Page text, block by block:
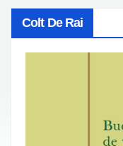
Colt De Rai